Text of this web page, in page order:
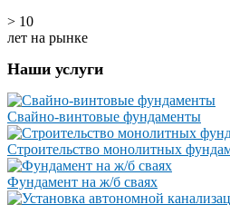
> 10
лет на рынке
Наши услуги
Свайно-винтовые фундаменты
Строительство монолитных
Фундамент на ж/б сваях